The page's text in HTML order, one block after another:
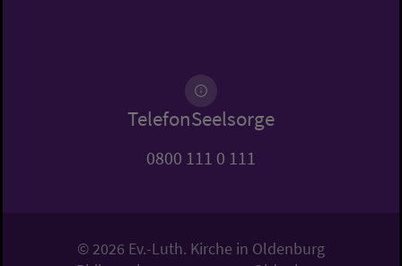
TelefonSeelsorge
0800 111 0 111
© 2026 Ev.-Luth. Kirche in Oldenburg